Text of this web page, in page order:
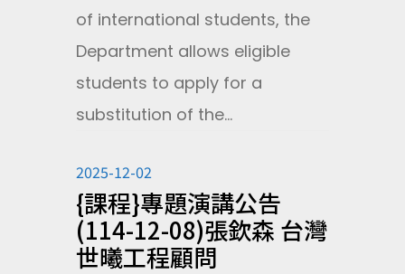
of international students, the
Department allows eligible
students to apply for a
substitution of the...
2025-12-02
{課程}專題演講公告
(114-12-08)張欽森 台灣
世曦工程顧問